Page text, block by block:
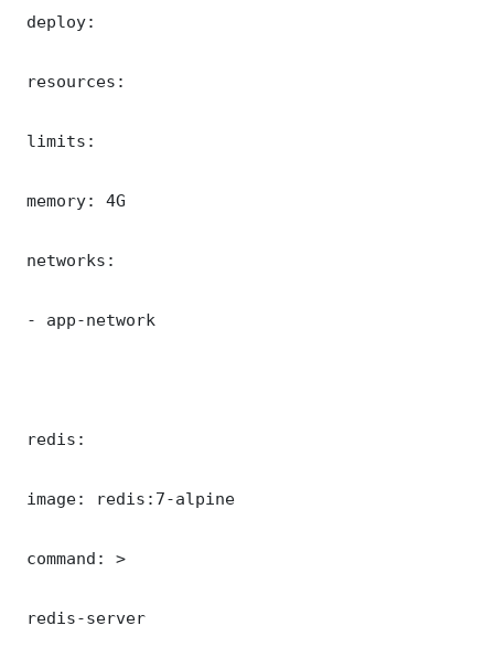
deploy:
resources:
limits:
memory: 4G
networks:
- app-network
redis:
image: redis:7-alpine
command: >
redis-server